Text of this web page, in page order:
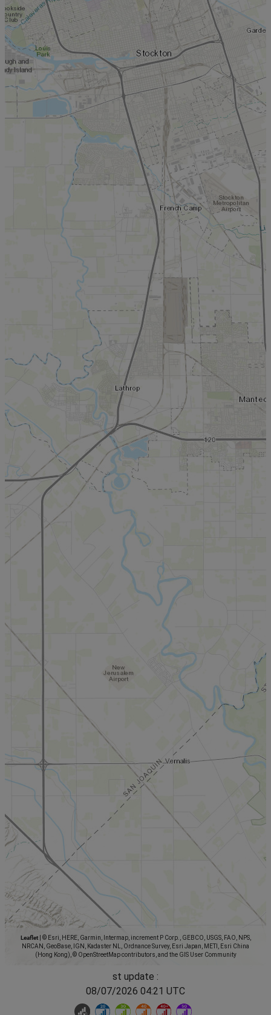
Leaflet
© Esri, HERE, Garmin, Intermap, increment P Corp., GEBCO, USGS, FAO, NPS,
NRCAN, GeoBase, IGN, Kadaster NL, Ordnance Survey, Esri Japan, METI, Esri China
(Hong Kong), © OpenStreetMap contributors, and the GIS User Community
st update :
08/07/2026 04:21 UTC